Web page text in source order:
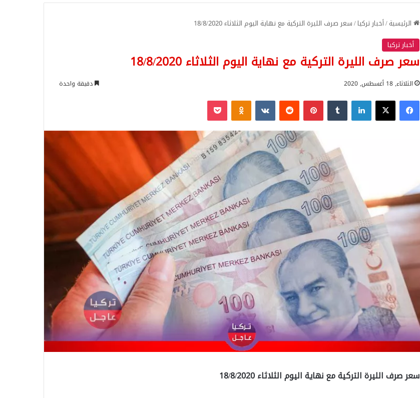
الرئيسية/أخبار تركيا/سعر صرف الليرة التركية مع نهاية اليوم الثلاثاء 18/8/2020
أخبار تركيا
سعر صرف الليرة التركية مع نهاية اليوم الثلاثاء 18/8/2020
الثلاثاء, 18 أغسطس, 2020 دقيقة واحدة
فيسبوك‫X لينكدإن بينتيريست Odnoklassniki
‫Pocket
سعر صرف الليرة التركية مع نهاية اليوم الثلاثاء 18/8/2020